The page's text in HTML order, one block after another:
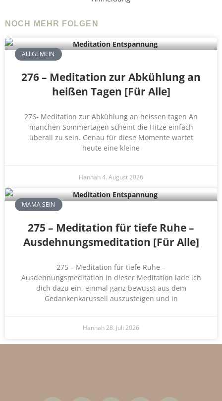
NOCH MEHR FOLGEN
ALLGEMEIN
276 – Meditation zur Abkühlung an
heißen Tagen [Für Alle]
276- Meditation zur Abkühlung an heissen tagen An
manchen Sommertagen scheint die Hitze einfach
überall zu sein. Genau für diese Momente wartet
heute eine kleine
Hannah4. August 2026
MAMA SEIN
275 – Meditation für tiefe Ruhe –
Ausdehnungsmeditation [Für Alle]
275 – Meditation für tiefe Ruhe –
Ausdehnungsmeditation In dieser Meditation lade ich
dich dazu ein, einmal ganz bewusst aus dem
Gedankenkarussell auszusteigen und in
Hannah28. Juli 2026